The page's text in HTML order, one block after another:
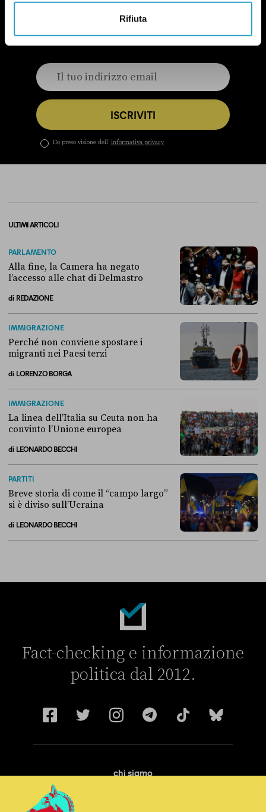
Rifiuta
In questa newsletter proviamo a capire perché le
politica.Qui un esempio.
ISCRIVITI
Ho preso visione dell’ informativa privacy
ULTIMI ARTICOLI
PARLAMENTO
Alla fine, la Camera ha negato
l’accesso alle chat di Delmastro
di REDAZIONE
IMMIGRAZIONE
Perché non conviene spostare i
migranti nei Paesi terzi
di LORENZO BORGA
IMMIGRAZIONE
La linea dell’Italia su Ceuta non ha
convinto l’Unione europea
di LEONARDO BECCHI
PARTITI
Breve storia di come il “campo largo”
si è diviso sull’Ucraina
di LEONARDO BECCHI
Fact-checking e informazione
politica dal 2012.
chi siamo